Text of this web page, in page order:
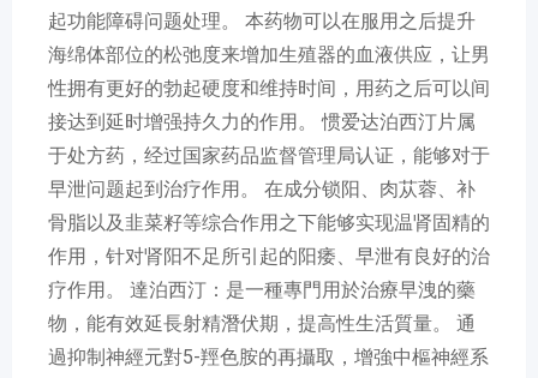
起功能障碍问题处理。 本药物可以在服用之后提升
海绵体部位的松弛度来增加生殖器的血液供应，让男
性拥有更好的勃起硬度和维持时间，用药之后可以间
接达到延时增强持久力的作用。 惯爱达泊西汀片属
于处方药，经过国家药品监督管理局认证，能够对于
早泄问题起到治疗作用。 在成分锁阳、肉苁蓉、补
骨脂以及韭菜籽等综合作用之下能够实现温肾固精的
作用，针对肾阳不足所引起的阳痿、早泄有良好的治
疗作用。 達泊西汀：是一種專門用於治療早洩的藥
物，能有效延長射精潛伏期，提高性生活質量。 通
過抑制神經元對5-羥色胺的再攝取，增強中樞神經系